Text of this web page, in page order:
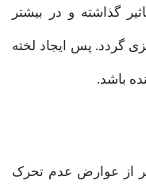
گذاشته و در بیشتر
گردد. پس ایجاد لخته
باشد.
از عوارض عدم تحرک